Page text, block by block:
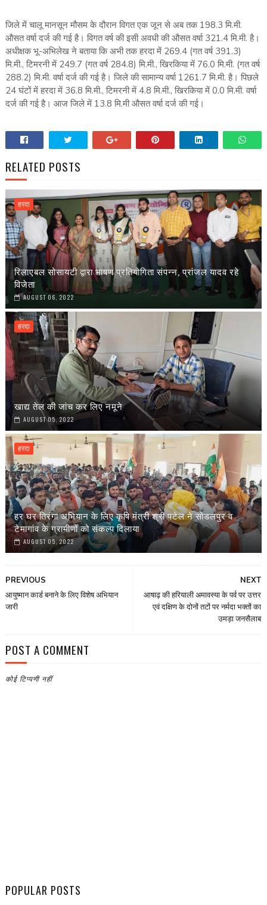
जिले में चालू मानसून मौसम के दौरान विगत एक जून से अब तक 198.3 मि.मी.
औसत वर्षा दर्ज की गई है। विगत वर्ष की इसी अवधी की औसत वर्षा 321.4 मि.मी. है।
अधीक्षक भू-अभिलेख ने बताया कि अभी तक हरदा में 269.4 (गत वर्ष 391.3)
मि.मी., टिमरनी में 249.7 (गत वर्ष 284.8) मि.मी., खिरकिया में 76.0 मि.मी. (गत वर्ष
288.2) मि.मी. वर्षा दर्ज की गई है। जिले की सामान्य वर्षा 1261.7 मि.मी. है। पिछले
24 घंटों में हरदा में 36.8 मि.मी., टिमरनी में 4.8 मि.मी., खिरकिया में 0.0 मि.मी. वर्षा
दर्ज की गई है। आज जिले में 13.8 मि.मी औसत वर्षा दर्ज की गई।
RELATED POSTS
हरदा
रिलाएबल सोसायटी द्वारा भाषण प्रतियोगिता संपन्न, प्रांजल यादव रहे
विजेता
AUGUST 06, 2022
हरदा
खाद्य तेल की जांच कर लिए नमूने
AUGUST 05, 2022
हरदा
हर घर तिरंगा अभियान के लिए कृषि मंत्री श्री पटेल ने सोडलपुर व
टेमागांव के ग्रामीणों को संकल्प दिलाया
AUGUST 05, 2022
NEXT
आषाढ़ की हरियाली अमावस्या के पर्व पर उत्तर
एवं दक्षिण के दोनों तटों पर नर्मदा भक्तों का
उमड़ा जनसैलाब
PREVIOUS
आयुष्मान कार्ड बनाने के लिए विशेष अभियान
जारी
POST A COMMENT
कोई टिप्पणी नहीं
POPULAR POSTS